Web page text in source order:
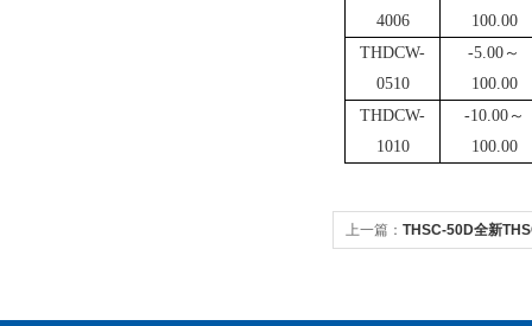
4006
100.00
THDCW-
0510
-5.00 ～
100.00
THDCW-
1010
-10.00～
100.00
上一篇： THSC-50D全新